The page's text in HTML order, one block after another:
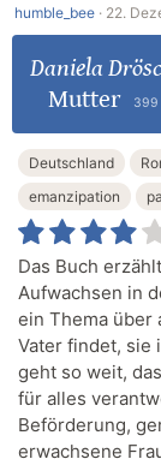
humble_bee · 22.
Daniela
Mutter
399
Deutschland
emanzipation
Das Buch
Aufwachsen in
ein Thema über
Vater findet, sie
geht so weit,
für alles
Beförderung,
erwachsene